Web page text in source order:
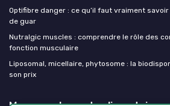
Optifibre danger : ce qu’il faut vraiment
de guar
Nutralgic muscles : comprendre le rôle des
fonction musculaire
Liposomal, micellaire, phytosome : la
son prix